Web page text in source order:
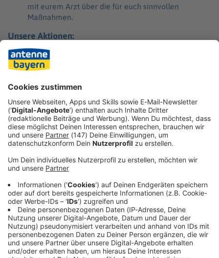
mit eurem Arzt über die für euch sinnvollen
Maßnahmen.
Unsere Aktionen:
Aktionen
ANTENNE BAYERN – Bock auf Bayern:
Hier Urlaubs-Highlights sichern!
Gemeinsam machen wir Bayern in diesem Sommer
zum heißesten Urlaubs-Spot der Welt! Worauf habt
ihr Bock? Macht mit, verratet es uns und lasst es uns
zusammen erleben.